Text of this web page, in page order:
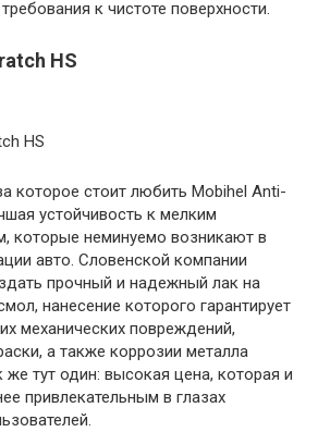
к чистоте поверхности.
HS
которое стоит любить Mobihel Anti-
устойчивость к мелким
которые неминуемо возникают в
авто. Словенской компании
прочный и надежный лак на
нанесение которого гарантирует
механических повреждений,
а также коррозии металла
же тут один: высокая цена, которая и
привлекательным в глазах